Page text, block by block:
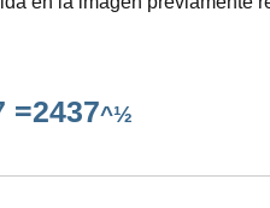
=2437^½